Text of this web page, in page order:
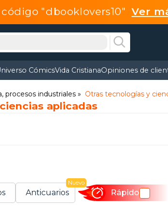
"dbooklovers10" Ver
CómicsVida CristianaOpiniones de
procesos industriales Otras tecnologías y
aplicadas
Anticuarios
Nuevo
Rápido